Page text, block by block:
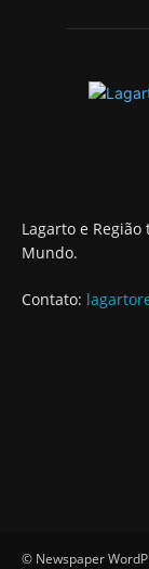
Lagarto e
Mundo.
Contato:
© Newspaper